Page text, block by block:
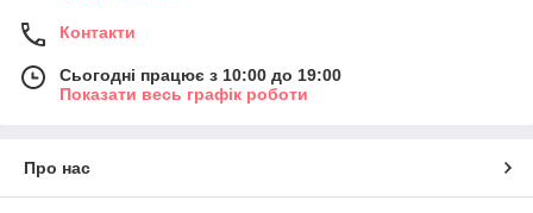
Контакти
Сьогодні працює з 10:00 до 19:00
Показати весь графік роботи
Про нас